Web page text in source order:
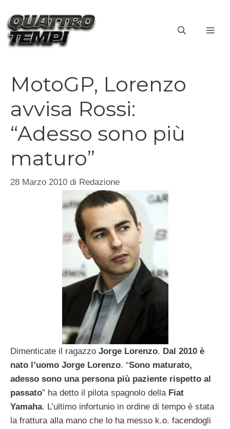
contenuto
MotoGP, Lorenzo
avvisa Rossi:
“Adesso sono più
maturo”
28 Marzo 2010 di Redazione
Dimenticate il ragazzo Jorge Lorenzo. Dal 2010 è
nato l’uomo Jorge Lorenzo. “Sono maturato,
adesso sono una persona più paziente rispetto al
passato” ha detto il pilota spagnolo della Fiat
Yamaha. L’ultimo infortunio in ordine di tempo è stata
la frattura alla mano che lo ha messo k.o. facendogli